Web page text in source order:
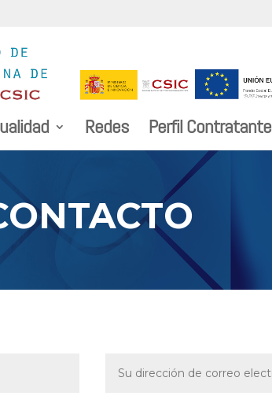
Redes Perfil Contratante